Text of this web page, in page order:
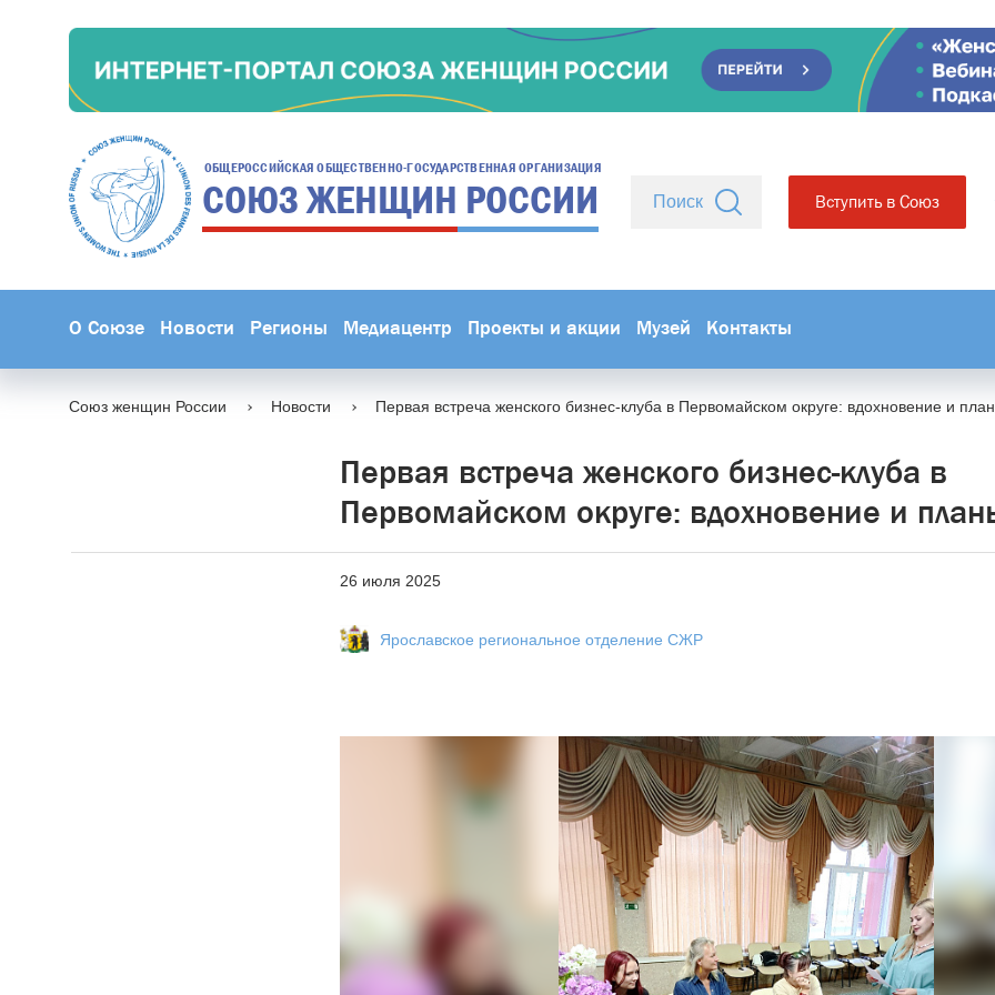
ОБЩЕРОССИЙСКАЯ ОБЩЕСТВЕННО-ГОСУДАРСТВЕННАЯ ОРГАНИЗАЦИЯ
СОЮЗ ЖЕНЩИН РОССИИ Вступить в Союз
О Союзе Новости Регионы Медиацентр Проекты и акции Музей Контакты
Союз женщин России Новости Первая встреча женского бизнес-клуба в Первомайском округе: вдохновение и
Первая встреча женского бизнес-клуба в
Первомайском округе: вдохновение и
26 июля 2025
Ярославское региональное отделение СЖР